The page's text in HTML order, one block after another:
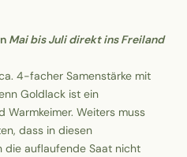
Mai bis Juli direkt ins Freiland
4-facher Samenstärke mit
Goldlack ist ein
Warmkeimer. Weiters muss
dass in diesen
die auflaufende Saat nicht